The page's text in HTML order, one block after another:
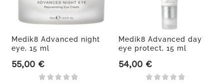
Medik8 Advanced night
eye, 15 ml
Precio
55,00 €
Medik8 Advanced day
eye protect, 15 ml
Precio
54,00 €